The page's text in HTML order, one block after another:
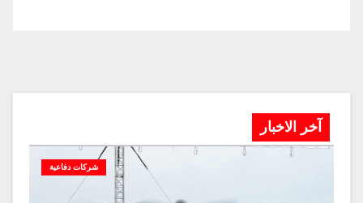
آخر الاخبار
شركات دفاعية